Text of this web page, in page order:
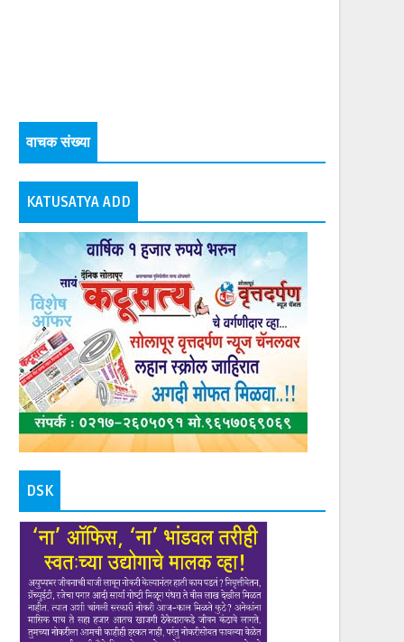
वाचक संख्या
KATUSATYA ADD
DSK